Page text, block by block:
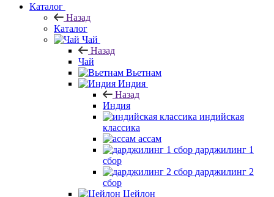
Каталог
Назад
Каталог
Чай
Назад
Чай
Вьетнам
Индия
Назад
Индия
индийская
классика
ассам
дарджилинг 1
сбор
дарджилинг 2
сбор
Цейлон